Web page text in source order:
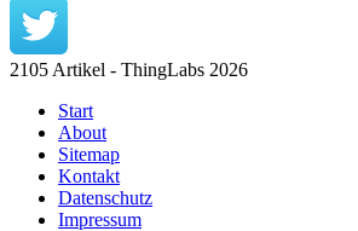
2105 Artikel - ThingLabs 2026
Start
About
Sitemap
Kontakt
Datenschutz
Impressum